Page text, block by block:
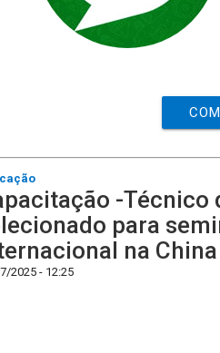
-Técnico
para
na China
2025 - 12:25